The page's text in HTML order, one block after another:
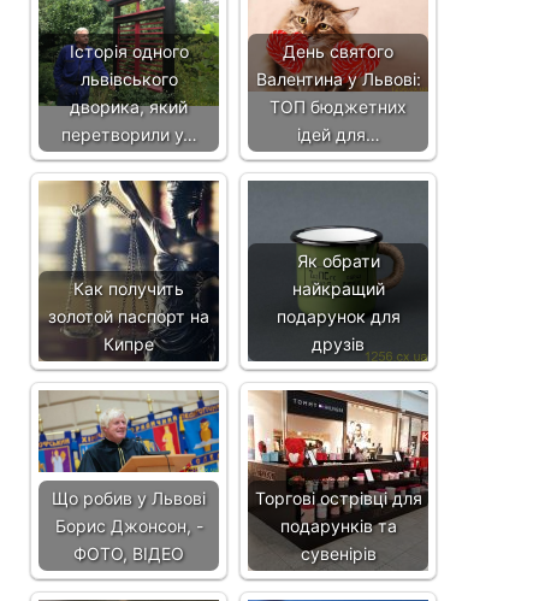
Історія одного
львівського
дворика, який
перетворили у…
День святого
Валентина у Львові:
ТОП бюджетних
ідей для…
Как получить
золотой паспорт на
Кипре
Як обрати
найкращий
подарунок для
друзів
Що робив у Львові
Борис Джонсон, -
ФОТО, ВІДЕО
Торгові острівці для
подарунків та
сувенірів